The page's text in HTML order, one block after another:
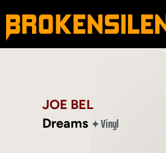
JOE BEL
Dreams ✦Vinyl